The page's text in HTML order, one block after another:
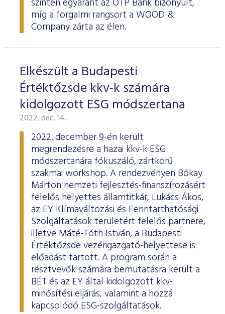
ESG Útmutató
szinten egyaránt az OTP Bank bizonyult,
míg a forgalmi rangsort a WOOD &
Company zárta az élen.
Elkészült a Budapesti
Értéktőzsde kkv-k számára
kidolgozott ESG módszertana
2022. dec. 14.
2022. december 9-én került
megrendezésre a hazai kkv-k ESG
módszertanára fókuszáló, zártkörű
szakmai workshop. A rendezvényen Bókay
Márton nemzeti fejlesztés-finanszírozásért
felelős helyettes államtitkár, Lukács Ákos,
az EY Klímaváltozási és Fenntarthatósági
Szolgáltatások területért felelős partnere,
illetve Máté-Tóth István, a Budapesti
Értéktőzsde vezérigazgató-helyettese is
előadást tartott. A program során a
résztvevők számára bemutatásra került a
BÉT és az EY által kidolgozott kkv-
minősítési eljárás, valamint a hozzá
kapcsolódó ESG-szolgáltatások.